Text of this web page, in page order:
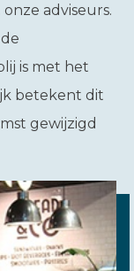
adviseurs.
is met het
betekent dit
gewijzigd